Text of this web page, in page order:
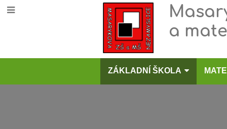
a
ZÁKLADNÍ ŠKOLA